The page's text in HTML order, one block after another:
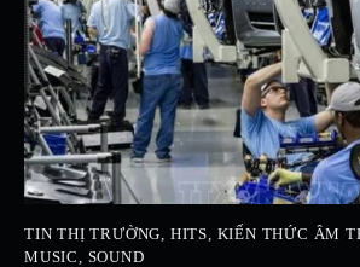
TIN THỊ TRƯỜNG HITS KIẾN THỨC ÂM
MUSIC
SOUND